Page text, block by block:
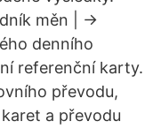
měn | ->
denního
referenční karty.
převodu,
a převodu